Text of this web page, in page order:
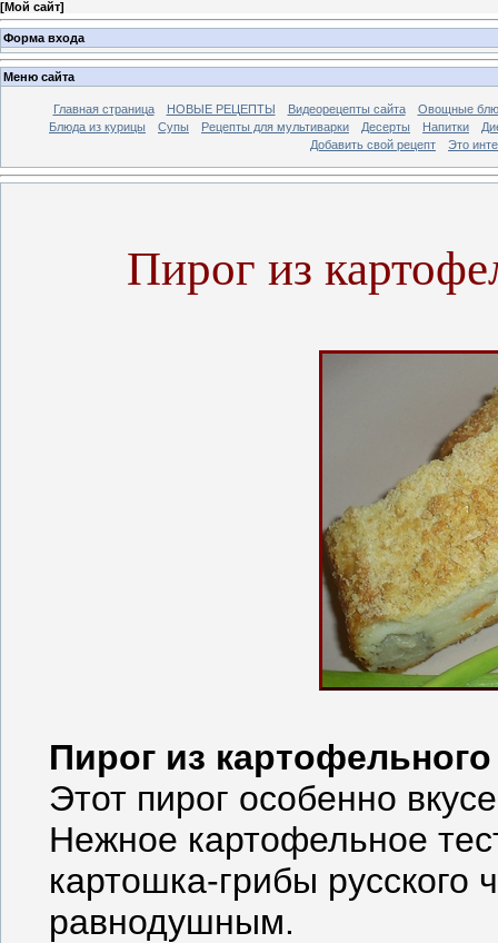
[Мой сайт]
Форма входа
Меню сайта
Главная страница НОВЫЕ РЕЦЕПТЫ Видеорецепты сайта
Овощные
Блюда из курицы
Супы Рецепты для мультиварки Десерты Напитки
Добавить свой рецепт
Это
Пирог из
Пирог из картофельного
Этот пирог особенно
Нежное картофельное
картошка-грибы русского
равнодушным.